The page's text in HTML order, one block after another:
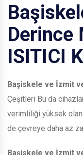
Derince
ISITICI
Başiskele ve İzmit
Çeşitleri Bu da
verimliliği yüksek olan
de çevreye daha az
Başiskele ve İzmit